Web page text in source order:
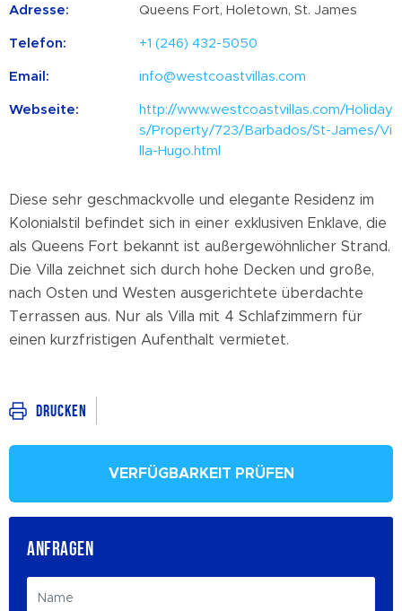
Adresse: Queens Fort, Holetown, St. James
Telefon: +1 (246) 432-5050
Email: info@westcoastvillas.com
Webseite:
http://www.westcoastvillas.com/Holiday
s/Property/723/Barbados/St-James/Vi
lla-Hugo.html
Diese sehr geschmackvolle und elegante Residenz im
Kolonialstil befindet sich in einer exklusiven Enklave, die
als Queens Fort bekannt ist außergewöhnlicher Strand.
Die Villa zeichnet sich durch hohe Decken und große,
nach Osten und Westen ausgerichtete überdachte
Terrassen aus. Nur als Villa mit 4 Schlafzimmern für
einen kurzfristigen Aufenthalt vermietet.
Drucken
VERFÜGBARKEIT PRÜFEN
ANFRAGEN